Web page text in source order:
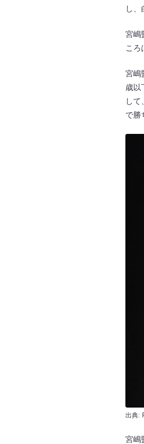
し、
宮嶋
ころ
宮嶋
歳以
し
で勝
出典:
宮嶋